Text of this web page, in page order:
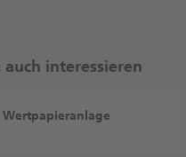
auch interessieren
Wertpapieranlage